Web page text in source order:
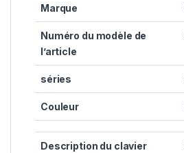
Marque
Numéro du modèle de
l’article
séries
Couleur
Description du clavier